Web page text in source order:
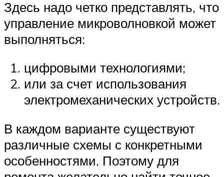
Здесь надо четко представлять, что
управление микроволновкой может
выполняться:
цифровыми технологиями;
или за счет использования
электромеханических устройств.
В каждом варианте существуют
различные схемы с конкретными
особенностями. Поэтому для